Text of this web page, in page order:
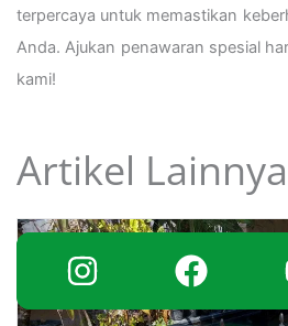
terpercaya untuk memastikan
Anda. Ajukan penawaran spesial
kami!
Artikel Lainnya